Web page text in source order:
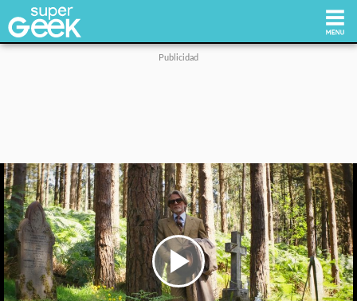
Tecnología
Videojuegos
Reviews
Cultura Pop
Streaming
Play
Video